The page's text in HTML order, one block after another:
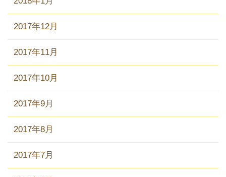
2017年12月
2017年11月
2017年10月
2017年9月
2017年8月
2017年7月